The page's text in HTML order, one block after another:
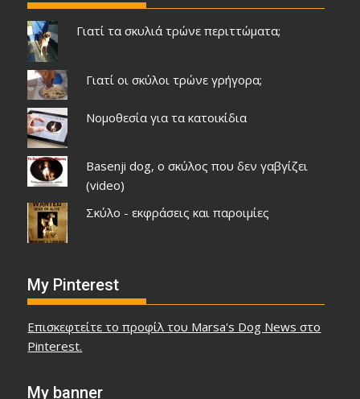
Γιατί τα σκυλιά τρώνε περιττώματα;
Γιατί οι σκύλοι τρώνε γρήγορα;
Νομοθεσία για τα κατοικίδια
Basenji dog, ο σκύλος που δεν γαβγίζει
(video)
Σκύλο - εκφράσεις και παροιμίες
My Pinterest
Επισκεφτείτε το προφίλ του Marsa's Dog News στο
Pinterest.
My banner